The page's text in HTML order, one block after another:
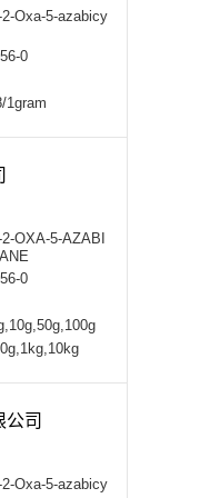
Oxa-5-azabicy
0
1gram
OXA-5-AZABI
0
公司
Oxa-5-azabicy